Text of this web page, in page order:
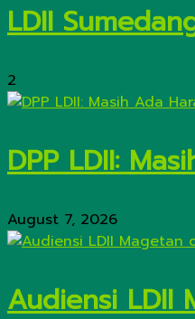
LDII
2
DPP LDII:
August 7, 2026
Audiensi LDII